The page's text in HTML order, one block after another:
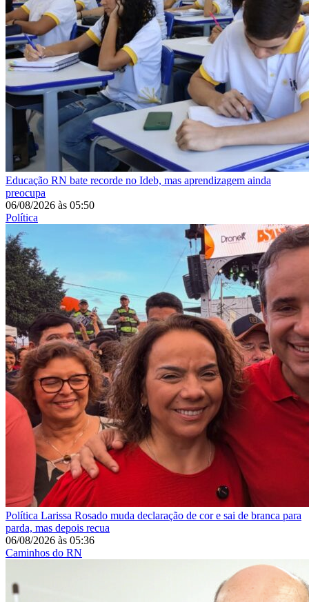
Educação RN bate recorde no Ideb, mas aprendizagem ainda
preocupa
06/08/2026 às 05:50
Política
Política Larissa Rosado muda declaração de cor e sai de branca para
parda, mas depois recua
06/08/2026 às 05:36
Caminhos do RN